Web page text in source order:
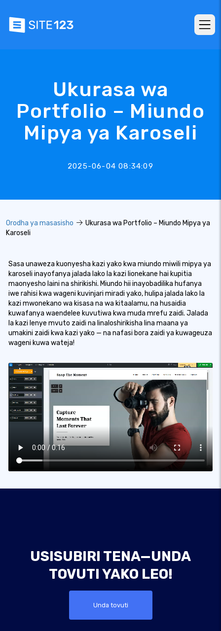
Ukurasa wa
Portfolio – Miundo
Mipya ya Karoseli
2025-06-04 08:34:09
Orodha ya masasisho
Ukurasa wa Portfolio – Miundo Mipya ya
Karoseli
Sasa unaweza kuonyesha kazi yako kwa miundo miwili mipya ya
karoseli inayofanya jalada lako la kazi lionekane hai kupitia
maonyesho laini na shirikishi. Miundo hii inayobadilika hufanya
iwe rahisi kwa wageni kuvinjari miradi yako, hulipa jalada lako la
kazi mwonekano wa kisasa na wa kitaalamu, na husaidia
kuwafanya waendelee kuvutiwa kwa muda mrefu zaidi. Jalada
la kazi lenye mvuto zaidi na linaloshirikisha lina maana ya
umakini zaidi kwa kazi yako — na nafasi bora zaidi ya kuwageuza
wageni kuwa wateja!
USISUBIRI TENA—UNDA
TOVUTI YAKO LEO!
Unda tovuti